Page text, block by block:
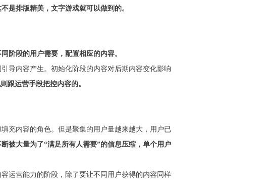
不是排版精美，文字游戏就可以做到的。
阶段的用户需要，配置相应的内容。
导内容产生。初始化阶段的内容对后期内容变化影响
跟运营手段把控内容的。
充内容的角色。但是聚集的用户量越来越大，用户已
被大量为了“满足所有人需要”的信息压缩，单个用户
运营能力的阶段，除了要让不同用户获得的内容同样